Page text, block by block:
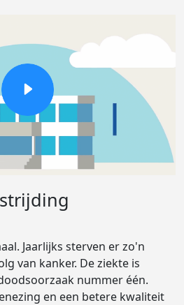
Jaarlijks sterven er zo'n
van kanker. De ziekte is
nummer één.
en een betere kwaliteit